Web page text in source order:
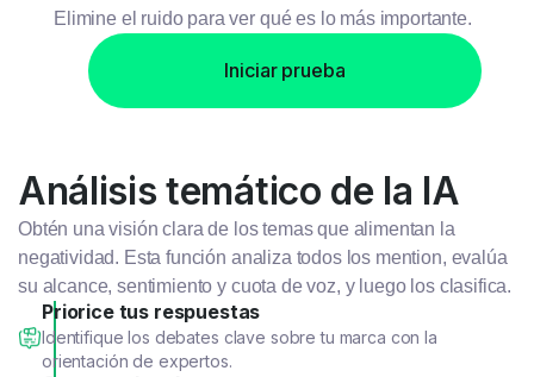
Elimine el ruido para ver qué es lo más importante.
Iniciar prueba
Análisis temático de la IA
Obtén una visión clara de los temas que alimentan la
negatividad. Esta función analiza todos los mention, evalúa
su alcance, sentimiento y cuota de voz, y luego los clasifica.
Priorice tus respuestas
Identifique los debates clave sobre tu marca con la
orientación de expertos.